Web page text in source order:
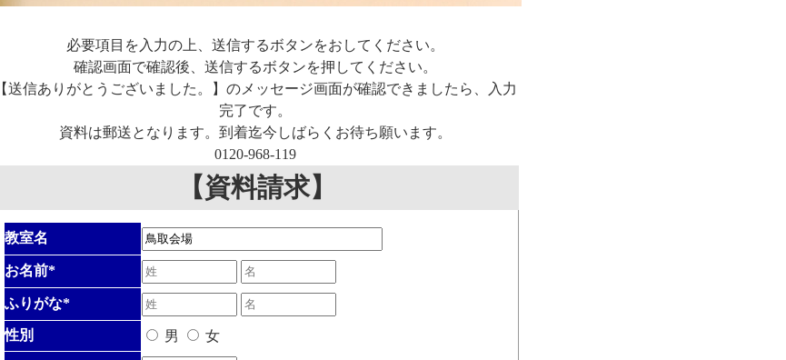
必要項目を入力の上、送信するボタンをおしてください。
確認画面で確認後、送信するボタンを押してください。
【送信ありがとうございました。】のメッセージ画面が確認できましたら、入力
完了です。
資料は郵送となります。到着迄今しばらくお待ち願います。
0120-968-119
【資料請求】
教室名
お名前*
ふりがな*
性別 男 女